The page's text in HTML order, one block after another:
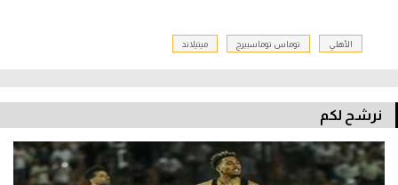
الأهلي توماس توماسبيرج ميتيلاند
نرشح لكم